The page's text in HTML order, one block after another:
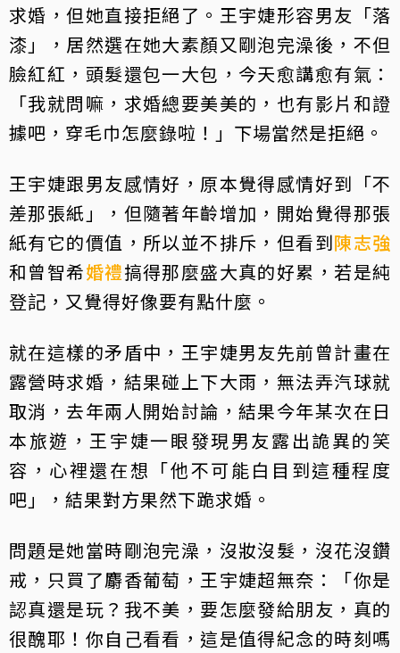
求婚，但她直接拒絕了。王宇婕形容男友「落
漆」，居然選在她大素顏又剛泡完澡後，不但
臉紅紅，頭髮還包一大包，今天愈講愈有氣：
「我就問嘛，求婚總要美美的，也有影片和證
據吧，穿毛巾怎麼錄啦！」下場當然是拒絕。
王宇婕跟男友感情好，原本覺得感情好到「不
差那張紙」，但隨著年齡增加，開始覺得那張
紙有它的價值，所以並不排斥，但看到陳志強
和曾智希婚禮搞得那麼盛大真的好累，若是純
登記，又覺得好像要有點什麼。
就在這樣的矛盾中，王宇婕男友先前曾計畫在
露營時求婚，結果碰上下大雨，無法弄汽球就
取消，去年兩人開始討論，結果今年某次在日
本旅遊，王宇婕一眼發現男友露出詭異的笑
容，心裡還在想「他不可能白目到這種程度
吧」，結果對方果然下跪求婚。
問題是她當時剛泡完澡，沒妝沒髮，沒花沒鑽
戒，只買了麝香葡萄，王宇婕超無奈：「你是
認真還是玩？我不美，要怎麼發給朋友，真的
很醜耶！你自己看看，這是值得紀念的時刻嗎